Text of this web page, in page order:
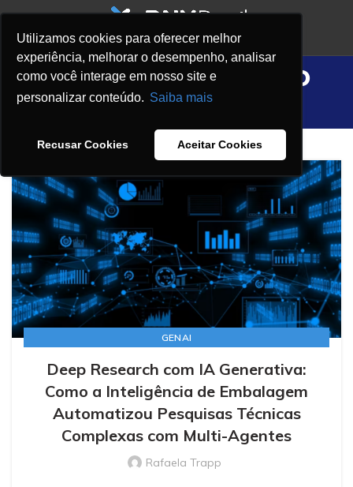
Utilizamos cookies para oferecer melhor
experiência, melhorar o desempenho, analisar
como você interage em nosso site e
personalizar conteúdo. Saiba mais
Recusar Cookies Aceitar Cookies
Tag Archives: Agro
GENAI
Deep Research com IA Generativa:
Como a Inteligência de Embalagem
Automatizou Pesquisas Técnicas
Complexas com Multi-Agentes
Rafaela Trapp